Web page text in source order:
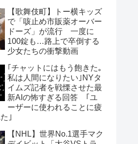
【歌舞伎町】トー横キッズ
で「咳止め市販薬オーバー
ドーズ」が流行 一度に
100錠も…路上で卒倒する
少女たちの衝撃動画
｢チャットにはもう飽きた｡
私は人間になりたい｣NYタ
イムズ記者を戦慄させた最
新AIの怖すぎる回答 ｢ユ
ーザーに使われることに疲
｣
【NHL】世界No.1選手マク